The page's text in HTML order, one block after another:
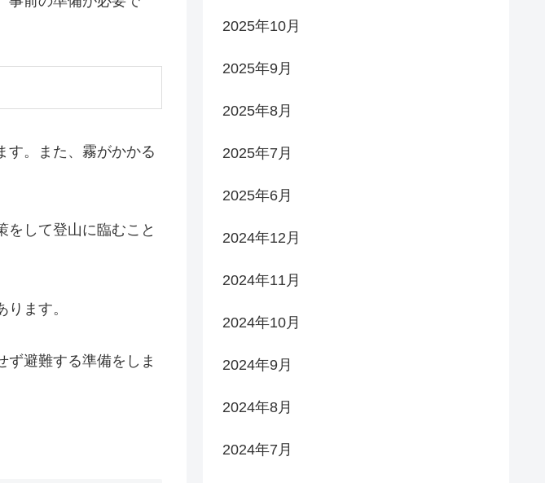
す。また、霧がかかる
をして登山に臨むこと
ます。
ず避難する準備をしま
2025年10月
2025年9月
2025年8月
2025年7月
2025年6月
2024年12月
2024年11月
2024年10月
2024年9月
2024年8月
2024年7月